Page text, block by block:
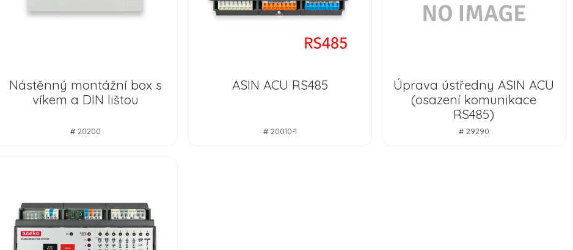
Nástěnný montážní box s
víkem a DIN lištou
# 20200
ASIN ACU RS485
# 20010-1
Úprava ústředny ASIN ACU
(osazení komunikace
RS485)
# 29290